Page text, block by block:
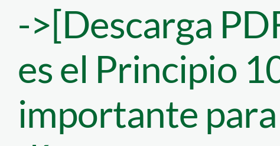
->[Descarga
es el Principio
importante